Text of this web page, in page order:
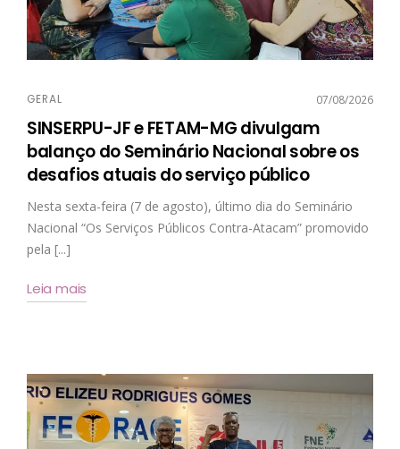
GERAL 07/08/2026
SINSERPU-JF e FETAM-MG divulgam
balanço do Seminário Nacional sobre os
desafios atuais do serviço público
Nesta sexta-feira (7 de agosto), último dia do Seminário
Nacional “Os Serviços Públicos Contra-Atacam” promovido
pela [...]
Leia mais